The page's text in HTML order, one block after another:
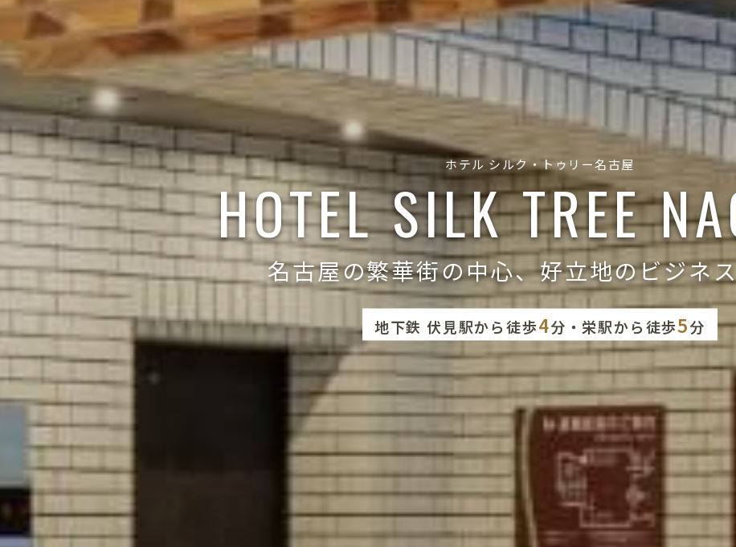
ホテル シルク・トゥリー名古屋
HOTEL SILK TREE
名古屋の繁華街の中心、好立地のビジネ
地下鉄 伏見駅から徒歩4分・栄駅から徒歩5分